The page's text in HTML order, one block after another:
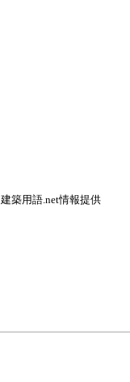
建築用語.net情報提供